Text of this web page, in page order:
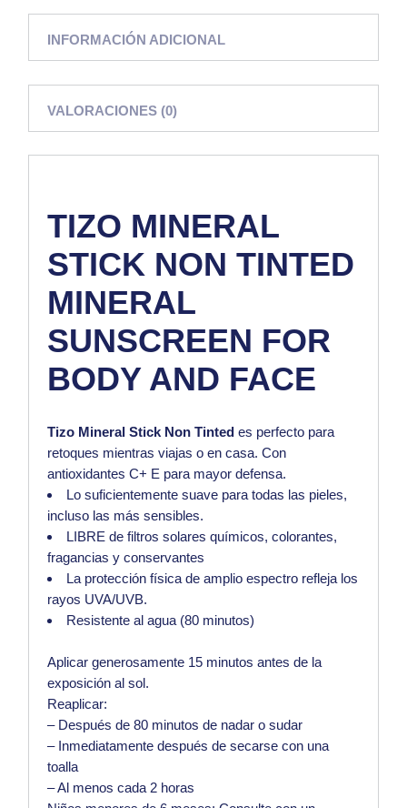
INFORMACIÓN ADICIONAL
VALORACIONES (0)
TIZO MINERAL
STICK NON TINTED
MINERAL
SUNSCREEN FOR
BODY AND FACE
Tizo Mineral Stick Non Tinted es perfecto para
retoques mientras viajas o en casa.Con
antioxidantes C+ E para mayor defensa.
Lo suficientemente suave para todas las pieles,
incluso las más sensibles.
LIBRE de filtros solares químicos, colorantes,
fragancias y conservantes
La protección física de amplio espectro refleja los
rayos UVA/UVB.
Resistente al agua (80 minutos)
Aplicar generosamente 15 minutos antes de la
exposición al sol.
Reaplicar:
– Después de 80 minutos de nadar o sudar
– Inmediatamente después de secarse con una
toalla
– Al menos cada 2 horas